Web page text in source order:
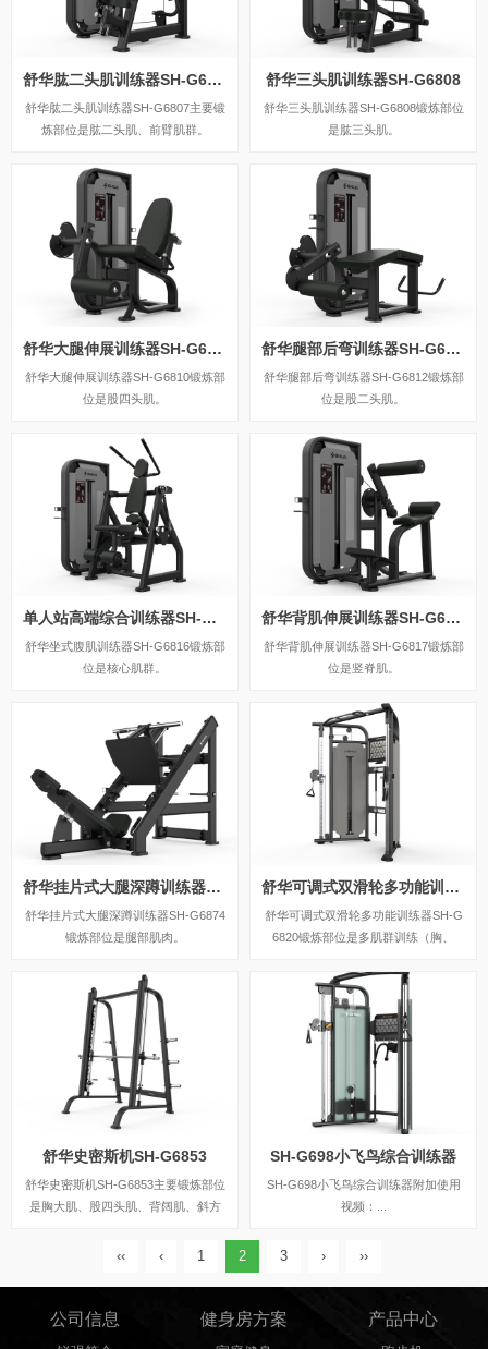
舒华肱二头肌训练器SH-G6807
舒华肱二头肌训练器SH-G6807主要锻
炼部位是肱二头肌、前臂肌群。
舒华三头肌训练器SH-G6808
舒华三头肌训练器SH-G6808锻炼部位
是肱三头肌。
舒华大腿伸展训练器SH-G6810
舒华大腿伸展训练器SH-G6810锻炼部
位是股四头肌。
舒华腿部后弯训练器SH-G6812
舒华腿部后弯训练器SH-G6812锻炼部
位是股二头肌。
单人站高端综合训练器SH-G6816
舒华坐式腹肌训练器SH-G6816锻炼部
位是核心肌群。
舒华背肌伸展训练器SH-G6817
舒华背肌伸展训练器SH-G6817锻炼部
位是竖脊肌。
舒华挂片式大腿深蹲训练器SH-G6874
舒华挂片式大腿深蹲训练器SH-G6874
锻炼部位是腿部肌肉。
舒华可调式双滑轮多功能训练器SH-G6820
舒华可调式双滑轮多功能训练器SH-G
6820锻炼部位是多肌群训练（胸、
舒华史密斯机SH-G6853
舒华史密斯机SH-G6853主要锻炼部位
是胸大肌、股四头肌、背阔肌、斜方
SH-G698小飞鸟综合训练器
SH-G698小飞鸟综合训练器附加使用
视频：...
‹‹ ‹ 1 2 3 › ››
公司信息 健身房方案 产品中心